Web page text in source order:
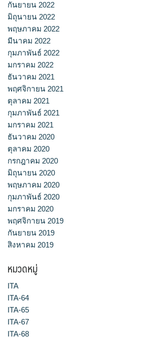
กันยายน 2022
มิถุนายน 2022
พฤษภาคม 2022
มีนาคม 2022
กุมภาพันธ์ 2022
มกราคม 2022
ธันวาคม 2021
พฤศจิกายน 2021
ตุลาคม 2021
กุมภาพันธ์ 2021
มกราคม 2021
ธันวาคม 2020
ตุลาคม 2020
กรกฎาคม 2020
มิถุนายน 2020
พฤษภาคม 2020
กุมภาพันธ์ 2020
มกราคม 2020
พฤศจิกายน 2019
กันยายน 2019
สิงหาคม 2019
หมวดหมู่
ITA
ITA-64
ITA-65
ITA-67
ITA-68